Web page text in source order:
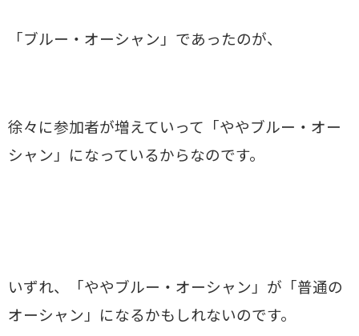
「ブルー・オーシャン」であったのが、
徐々に参加者が増えていって「ややブルー・オー
シャン」になっているからなのです。
いずれ、「ややブルー・オーシャン」が「普通の
オーシャン」になるかもしれないのです。